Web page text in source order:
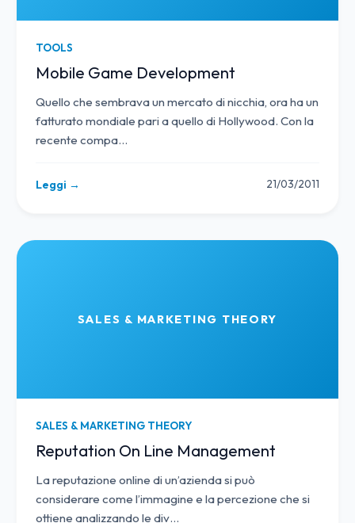
TOOLS
Mobile Game Development
Quello che sembrava un mercato di nicchia, ora ha un
fatturato mondiale pari a quello di Hollywood. Con la
recente compa…
Leggi → 21/03/2011
SALES & MARKETING THEORY
SALES & MARKETING THEORY
Reputation On Line Management
La reputazione online di un’azienda si può
considerare come l’immagine e la percezione che si
ottiene analizzando le div…